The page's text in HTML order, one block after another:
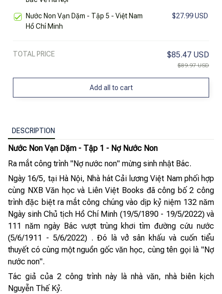
Nước Non Vạn Dặm - Tập 5 - Việt Nam
Hồ Chí Minh
$27.99 USD
TOTAL PRICE $85.47 USD
$89.97 USD
Add all to cart
DESCRIPTION
Nước Non Vạn Dặm - Tập 1 - Nợ Nước Non
Ra mắt công trình "Nợ nước non" mừng sinh nhật Bác.
Ngày 16/5, tại Hà Nội, Nhà hát Cải lương Việt Nam phối hợp
cùng NXB Văn học và Liên Việt Books đã công bố 2 công
trình đặc biệt ra mắt công chúng vào dịp kỷ niệm 132 năm
Ngày sinh Chủ tịch Hồ Chí Minh (19/5/1890 - 19/5/2022) và
111 năm ngày Bác vượt trùng khơi tìm đường cứu nước
(5/6/1911 - 5/6/2022) . Đó là vở sân khấu và cuốn tiểu
thuyết có cùng một nguồn gốc văn học, cùng tên gọi là "Nợ
nước non".
Tác giả của 2 công trình này là nhà văn, nhà biên kịch
Nguyễn Thế Kỷ.